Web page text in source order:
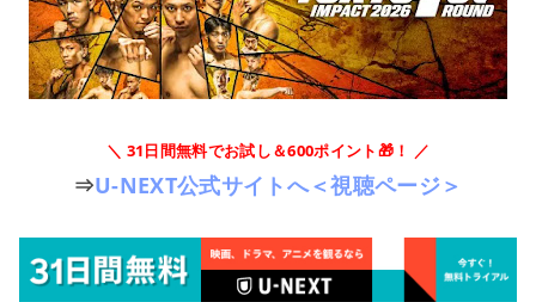
＼ 31日間無料でお試し＆600ポイント🎁！ ／
⇒U-NEXT公式サイトへ＜視聴ページ＞